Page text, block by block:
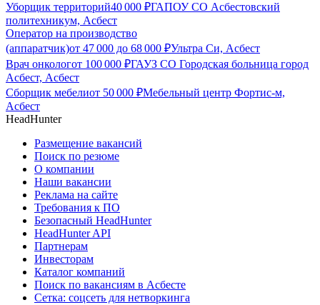
Уборщик территорий40 000 ₽ГАПОУ СО Асбестовский
политехникум, Асбест
Оператор на производство
(аппаратчик)от 47 000 до 68 000 ₽Ультра Си, Асбест
Врач онкологот 100 000 ₽ГАУЗ СО Городская больница город
Асбест, Асбест
Сборщик мебелиот 50 000 ₽Мебельный центр Фортис-м,
Асбест
HeadHunter
Размещение вакансий
Поиск по резюме
О компании
Наши вакансии
Реклама на сайте
Требования к ПО
Безопасный HeadHunter
HeadHunter API
Партнерам
Инвесторам
Каталог компаний
Поиск по вакансиям в Асбесте
Сетка: соцсеть для нетворкинга